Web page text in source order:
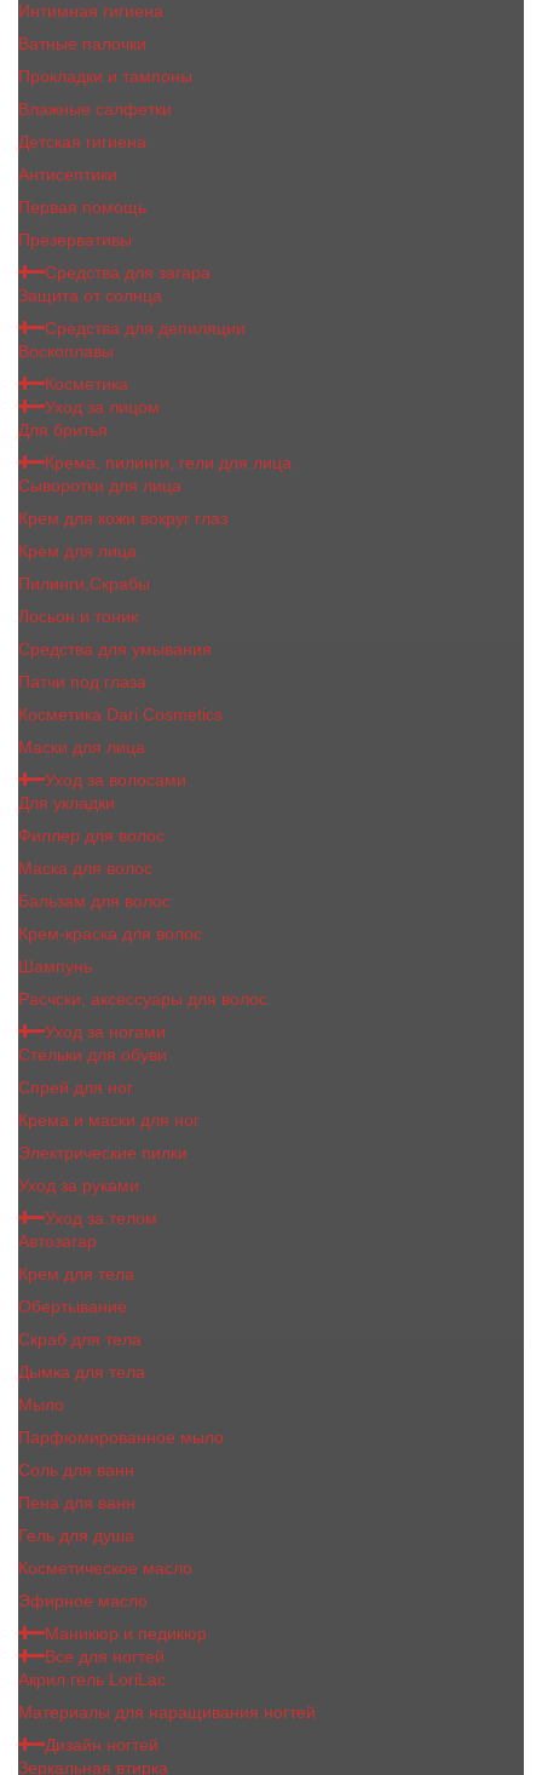
Интимная гигиена
Ватные палочки
Прокладки и тампоны
Влажные салфетки
Детская гигиена
Антисептики
Первая помощь
Презервативы
Средства для загара
Защита от солнца
Средства для депиляции
Воскоплавы
Косметика
Уход за лицом
Для бритья
Крема, пилинги, гели для лица
Сыворотки для лица
Крем для кожи вокруг глаз
Крем для лица
Пилинги,Скрабы
Лосьон и тоник
Средства для умывания
Патчи под глаза
Косметика Dari Cosmetics
Маски для лица
Уход за волосами
Для укладки
Филлер для волос
Маска для волос
Бальзам для волос
Крем-краска для волос
Шампунь
Расчски, аксессуары для волос
Уход за ногами
Стельки для обуви
Спрей для ног
Крема и маски для ног
Электрические пилки
Уход за руками
Уход за телом
Автозагар
Крем для тела
Обертывание
Скраб для тела
Дымка для тела
Мыло
Парфюмированное мыло
Соль для ванн
Пена для ванн
Гель для душа
Косметическое масло
Эфирное масло
Маникюр и педикюр
Все для ногтей
Акрил гель LoriLac
Материалы для наращивания ногтей
Дизайн ногтей
Зеркальная втирка